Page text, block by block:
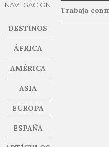
NAVEGACIÓN
DESTINOS
ÁFRICA
AMÉRICA
ASIA
EUROPA
ESPAÑA
Trabaja